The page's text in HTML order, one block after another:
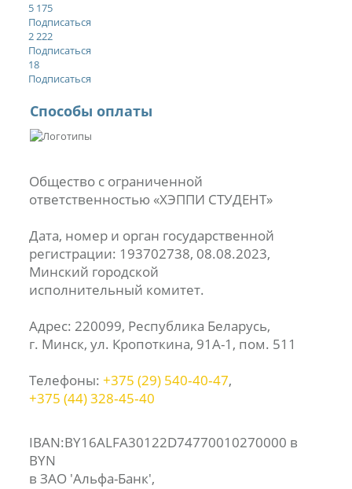
5 175
Подписаться
2 222
Подписаться
18
Подписаться
Способы оплаты
Общество с ограниченной
ответственностью «ХЭППИ СТУДЕНТ»
Дата, номер и орган государственной
регистрации: 193702738, 08.08.2023,
Минский городской
исполнительный комитет.
Адрес: 220099, Республика Беларусь,
г. Минск, ул. Кропоткина, 91А-1, пом. 511
Телефоны: +375 (29) 540‑40‑47,
+375 (44) 328‑45‑40
IBAN:BY16ALFA30122D74770010270000 в
BYN
в ЗАО 'Альфа-Банк',